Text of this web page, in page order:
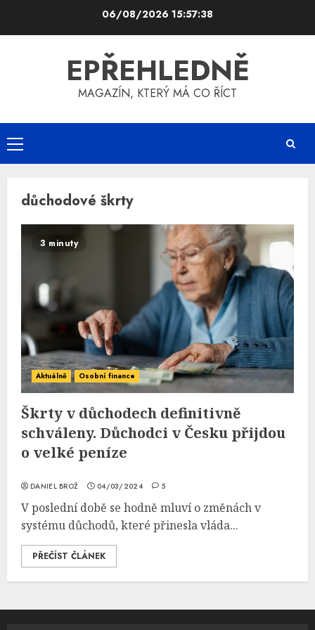
06/08/2026 15:57:38
EPŘEHLEDNĚ
MAGAZÍN, KTERÝ MÁ CO ŘÍCT
Primary
Menu
důchodové škrty
3 minuty
Aktuálně Osobní finance
Škrty v důchodech definitivně
schváleny. Důchodci v Česku přijdou
o velké peníze
DANIEL BROŽ 04/03/2024 5
V poslední době se hodně mluví o změnách v
systému důchodů, které přinesla vláda...
PŘEČÍST ČLÁNEK